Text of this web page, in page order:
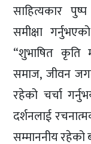
साहित्यकार
समीक्षा
“शुभाषित कृति
समाज, जीवन
रहेको चर्चा
दर्शनलाई
सम्माननीय रहेको